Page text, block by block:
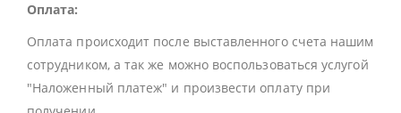
Оплата:
Оплата происходит после выставленного счета нашим
сотрудником, а так же можно воспользоваться услугой
"Наложенный платеж" и произвести оплату при